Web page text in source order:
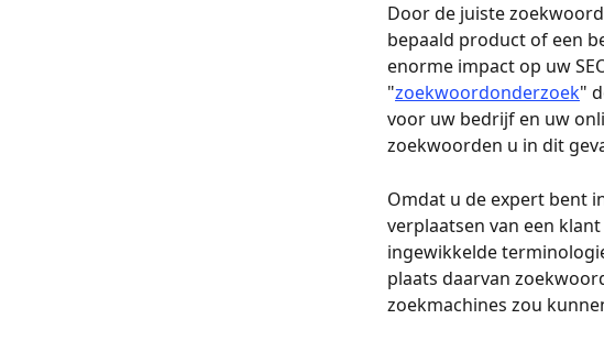
Door de juiste
bepaald product of een
enorme impact op uw
"zoekwoordonderzoek"
voor uw bedrijf en uw
zoekwoorden u in dit
Omdat u de expert bent
verplaatsen van een
ingewikkelde
plaats daarvan
zoekmachines zou